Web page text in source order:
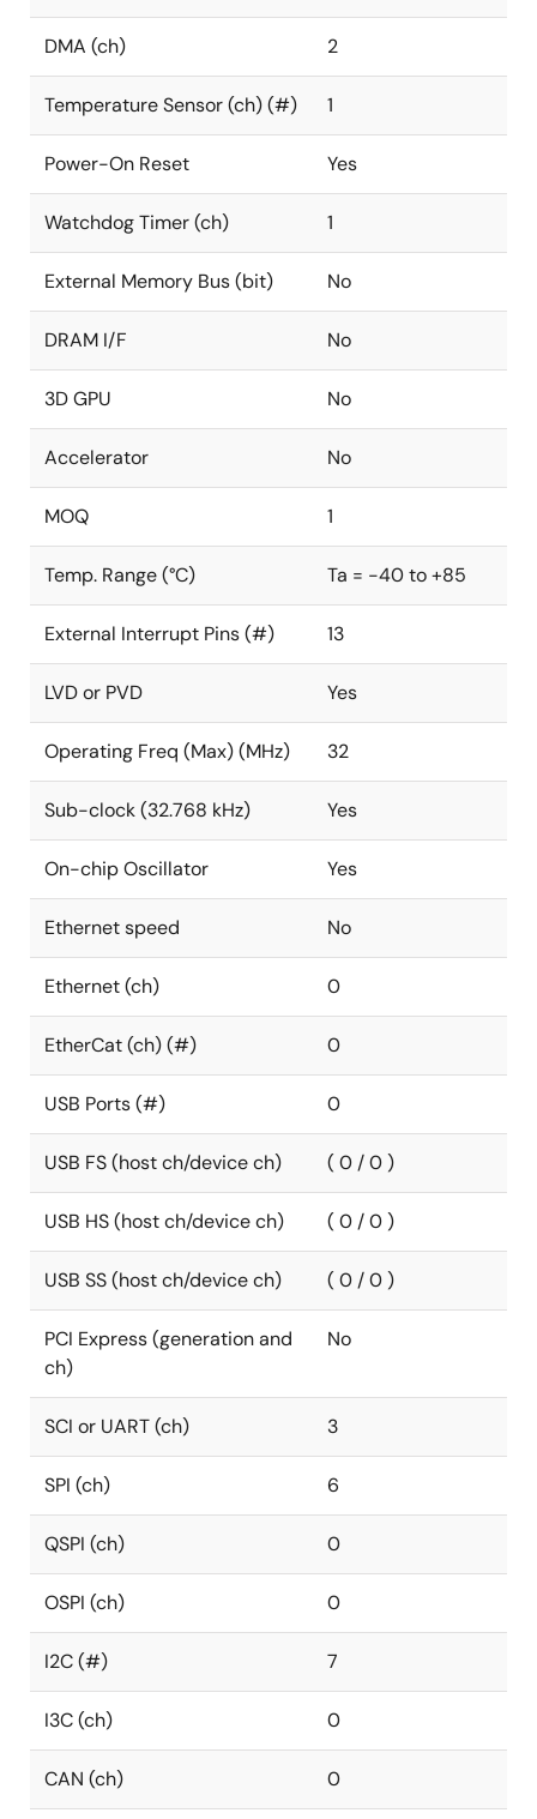
DMA (ch) 2
Temperature Sensor (ch) (#) 1
Power-On Reset Yes
Watchdog Timer (ch) 1
External Memory Bus (bit) No
DRAM I/F No
3D GPU No
Accelerator No
MOQ 1
Temp. Range (°C) Ta = -40 to +85
External Interrupt Pins (#) 13
LVD or PVD Yes
Operating Freq (Max) (MHz) 32
Sub-clock (32.768 kHz) Yes
On-chip Oscillator Yes
Ethernet speed No
Ethernet (ch) 0
EtherCat (ch) (#) 0
USB Ports (#) 0
USB FS (host ch/device ch) ( 0 / 0 )
USB HS (host ch/device ch) ( 0 / 0 )
USB SS (host ch/device ch) ( 0 / 0 )
PCI Express (generation and
ch)
No
SCI or UART (ch) 3
SPI (ch) 6
QSPI (ch) 0
OSPI (ch) 0
I2C (#) 7
I3C (ch) 0
CAN (ch) 0